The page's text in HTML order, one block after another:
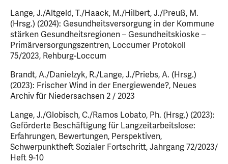
Lange, J./Altgeld, T./Haack, M./Hilbert, J./Preuß, M.
(Hrsg.) (2024): Gesundheitsversorgung in der Kommune
stärken Gesundheitsregionen – Gesundheitskioske –
Primärversorgungszentren, Loccumer Protokoll
75/2023, Rehburg-Loccum
Brandt, A./Danielzyk, R./Lange, J./Priebs, A. (Hrsg.)
(2023): Frischer Wind in der Energiewende?, Neues
Archiv für Niedersachsen 2 / 2023
Lange, J./Globisch, C./Ramos Lobato, Ph. (Hrsg.) (2023):
Geförderte Beschäftigung für Langzeitarbeitslose:
Erfahrungen, Bewertungen, Perspektiven,
Schwerpunktheft Sozialer Fortschritt, Jahrgang 72/2023/
Heft 9-10